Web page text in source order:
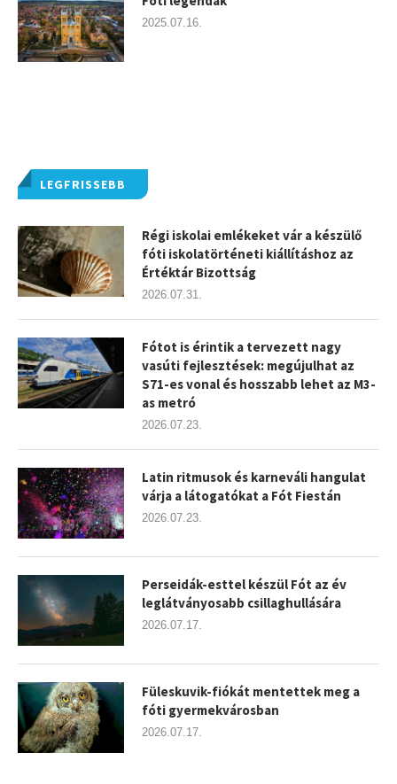
LEGFRISSEBB
Régi iskolai emlékeket vár a készülő
fóti iskolatörténeti kiállításhoz az
Értéktár Bizottság
2026.07.31.
Fótot is érintik a tervezett nagy
vasúti fejlesztések: megújulhat az
S71-es vonal és hosszabb lehet az M3-
as metró
2026.07.23.
Latin ritmusok és karneváli hangulat
várja a látogatókat a Fót Fiestán
2026.07.23.
Perseidák-esttel készül Fót az év
leglátványosabb csillaghullására
2026.07.17.
Füleskuvik-fiókát mentettek meg a
fóti gyermekvárosban
2026.07.17.
2025.07.16.